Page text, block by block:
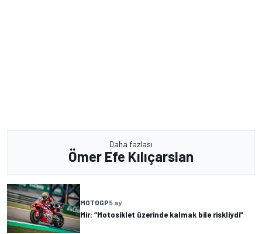
Daha fazlası
Ömer Efe Kılıçarslan
MOTOGP5 ay
Mir: “Motosiklet üzerinde kalmak bile riskliydi”